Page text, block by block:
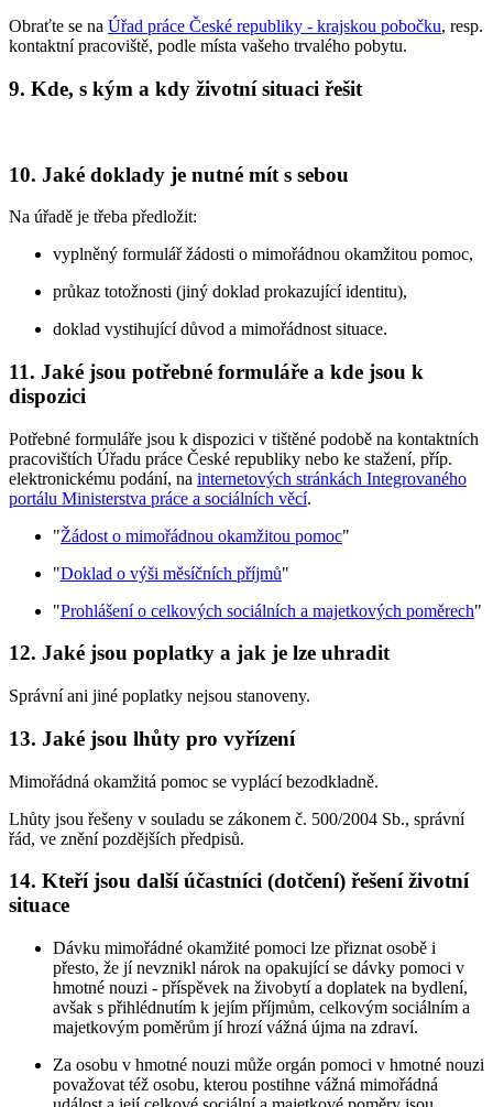
Obraťte se na Úřad práce České republiky - krajskou pobočku, resp.
kontaktní pracoviště, podle místa vašeho trvalého pobytu.
9. Kde, s kým a kdy životní situaci řešit
10. Jaké doklady je nutné mít s sebou
Na úřadě je třeba předložit:
vyplněný formulář žádosti o mimořádnou okamžitou pomoc,
průkaz totožnosti (jiný doklad prokazující identitu),
doklad vystihující důvod a mimořádnost situace.
11. Jaké jsou potřebné formuláře a kde jsou k
dispozici
Potřebné formuláře jsou k dispozici v tištěné podobě na kontaktních
pracovištích Úřadu práce České republiky nebo ke stažení, příp.
elektronickému podání, na internetových stránkách Integrovaného
portálu Ministerstva práce a sociálních věcí.
"Žádost o mimořádnou okamžitou pomoc"
"Doklad o výši měsíčních příjmů"
"Prohlášení o celkových sociálních a majetkových poměrech"
12. Jaké jsou poplatky a jak je lze uhradit
Správní ani jiné poplatky nejsou stanoveny.
13. Jaké jsou lhůty pro vyřízení
Mimořádná okamžitá pomoc se vyplácí bezodkladně.
Lhůty jsou řešeny v souladu se zákonem č. 500/2004 Sb., správní
řád, ve znění pozdějších předpisů.
14. Kteří jsou další účastníci (dotčení) řešení životní
situace
Dávku mimořádné okamžité pomoci lze přiznat osobě i
přesto, že jí nevznikl nárok na opakující se dávky pomoci v
hmotné nouzi - příspěvek na živobytí a doplatek na bydlení,
avšak s přihlédnutím k jejím příjmům, celkovým sociálním a
majetkovým poměrům jí hrozí vážná újma na zdraví.
Za osobu v hmotné nouzi může orgán pomoci v hmotné nouzi
považovat též osobu, kterou postihne vážná mimořádná